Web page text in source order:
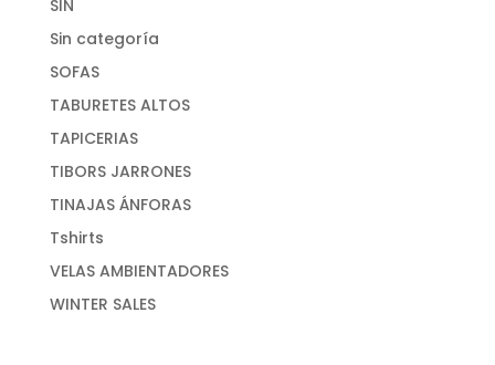
SIN
Sin categoría
SOFAS
TABURETES ALTOS
TAPICERIAS
TIBORS JARRONES
TINAJAS ÁNFORAS
Tshirts
VELAS AMBIENTADORES
WINTER SALES